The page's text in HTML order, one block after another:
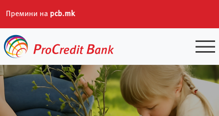
Премини на pcb.mk
Skip
to
content